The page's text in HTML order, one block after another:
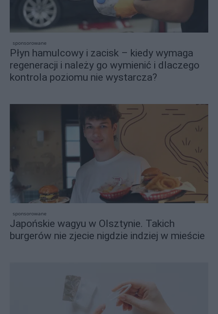
sponsorowane
Płyn hamulcowy i zacisk – kiedy wymaga
regeneracji i należy go wymienić i dlaczego
kontrola poziomu nie wystarcza?
sponsorowane
Japońskie wagyu w Olsztynie. Takich
burgerów nie zjecie nigdzie indziej w mieście